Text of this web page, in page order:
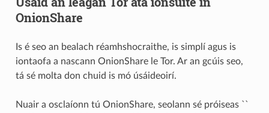
OnionShare
Is é seo an bealach réamhshocraithe, is simplí agus is
iontaofa a nascann OnionShare le Tor. Ar an gcúis seo,
tá sé molta don chuid is mó úsáideoirí.
Nuair a osclaíonn tú OnionShare, seolann sé próiseas ``